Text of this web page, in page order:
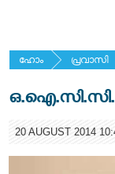
ഹോം പ്രവാസി
ഒ.ഐ.സി.സി.
20 AUGUST 2014